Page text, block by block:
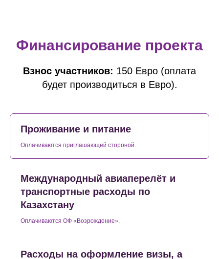
Финансирование проекта
Взнос участников: 150 Евро (оплата
будет производиться в Евро).
Проживание и питание
Оплачиваются приглашающей стороной.
Международный авиаперелёт и
транспортные расходы по
Казахстану
Оплачиваются ОФ «Возрождение».
Расходы на оформление визы, а